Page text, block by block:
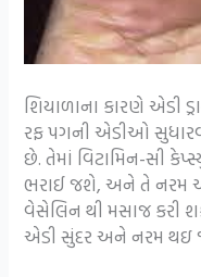
શિયાળાના કારણે એડી
રફ પગની એડીઓ
છે. તેમાં વિટામિન-સી
ભરાઈ જશે, અને તે નરમ
વેસેલિન થી મસાજ કરી
એડી સુંદર અને નરમ થઇ